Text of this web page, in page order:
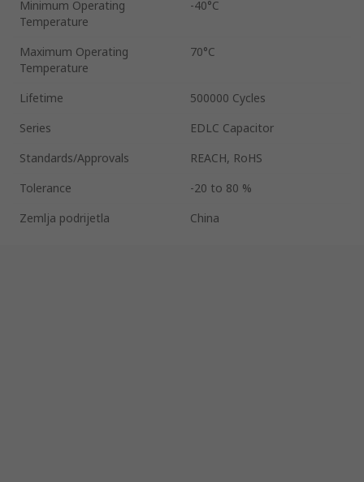
Minimum Operating
Temperature
-40°C
Maximum Operating
Temperature
70°C
Lifetime
500000 Cycles
Series
EDLC Capacitor
Standards/Approvals
REACH, RoHS
Tolerance
-20 to 80 %
Zemlja podrijetla
China